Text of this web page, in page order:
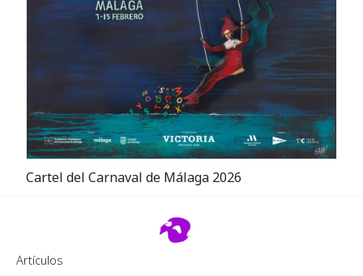
Cartel del Carnaval de Málaga 2026
Footer 2
Artículos